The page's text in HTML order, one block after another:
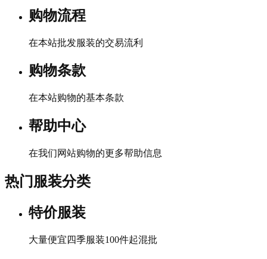
购物流程
在本站批发服装的交易流利
购物条款
在本站购物的基本条款
帮助中心
在我们网站购物的更多帮助信息
热门服装分类
特价服装
大量便宜四季服装100件起混批